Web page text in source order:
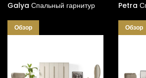
Galya Спальный гарнитур
Обзор
Petra
Обзор